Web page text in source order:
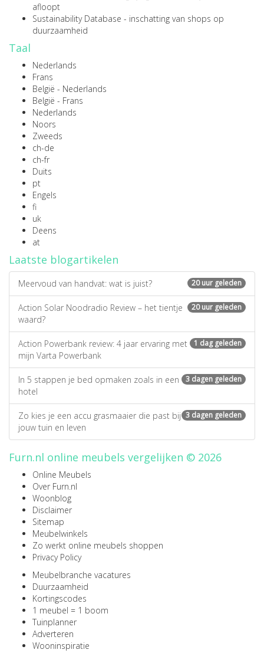
afloopt
Sustainability Database - inschatting van shops op
duurzaamheid
Taal
Nederlands
Frans
België - Nederlands
België - Frans
Nederlands
Noors
Zweeds
ch-de
ch-fr
Duits
pt
Engels
fi
uk
Deens
at
Laatste blogartikelen
20 uur geleden
Meervoud van handvat: wat is juist?
20 uur geleden
Action Solar Noodradio Review – het tientje
waard?
1 dag geleden
Action Powerbank review: 4 jaar ervaring met
mijn Varta Powerbank
3 dagen geleden
In 5 stappen je bed opmaken zoals in een
hotel
3 dagen geleden
Zo kies je een accu grasmaaier die past bij
jouw tuin en leven
Furn.nl online meubels vergelijken © 2026
Online Meubels
Over Furn.nl
Woonblog
Disclaimer
Sitemap
Meubelwinkels
Zo werkt online meubels shoppen
Privacy Policy
Meubelbranche vacatures
Duurzaamheid
Kortingscodes
1 meubel = 1 boom
Tuinplanner
Adverteren
Wooninspiratie